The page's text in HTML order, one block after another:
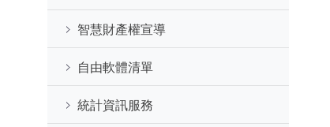
智慧財產權宣導
自由軟體清單
統計資訊服務